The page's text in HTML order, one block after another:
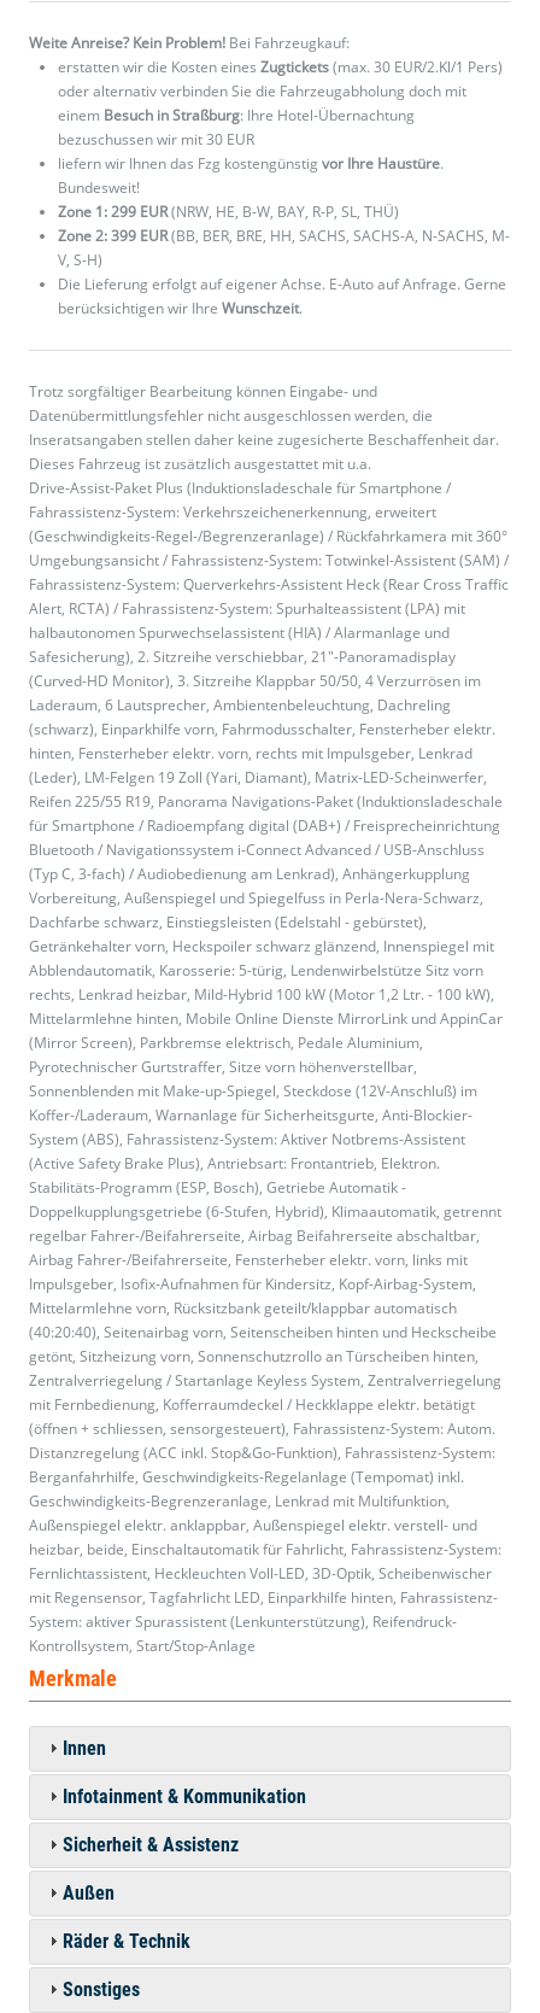
Weite Anreise? Kein Problem! Bei Fahrzeugkauf:
erstatten wir die Kosten eines Zugtickets(max. 30 EUR/2.Kl/1 Pers)
oder alternativ verbinden Sie die Fahrzeugabholung doch mit
einem Besuch in Straßburg: Ihre Hotel-Übernachtung
bezuschussen wir mit 30 EUR
liefern wir Ihnen das Fzg kostengünstig vor Ihre Haustüre.
Bundesweit!
Zone 1: 299 EUR(NRW, HE, B-W, BAY, R-P, SL, THÜ)
Zone 2: 399 EUR(BB, BER, BRE, HH, SACHS, SACHS-A, N-SACHS, M-
V, S-H)
Die Lieferung erfolgt auf eigener Achse. E-Auto auf Anfrage. Gerne
berücksichtigen wir Ihre Wunschzeit.
Trotz sorgfältiger Bearbeitung können Eingabe- und
Datenübermittlungsfehler nicht ausgeschlossen werden, die
Inseratsangaben stellen daher keine zugesicherte Beschaffenheit dar.
Dieses Fahrzeug ist zusätzlich ausgestattet mit u.a.
Drive-Assist-Paket Plus (Induktionsladeschale für Smartphone /
Fahrassistenz-System: Verkehrszeichenerkennung, erweitert
(Geschwindigkeits-Regel-/Begrenzeranlage) / Rückfahrkamera mit 360°
Umgebungsansicht / Fahrassistenz-System: Totwinkel-Assistent (SAM) /
Fahrassistenz-System: Querverkehrs-Assistent Heck (Rear Cross Traffic
Alert, RCTA) / Fahrassistenz-System: Spurhalteassistent (LPA) mit
halbautonomen Spurwechselassistent (HIA) / Alarmanlage und
Safesicherung), 2. Sitzreihe verschiebbar, 21"-Panoramadisplay
(Curved-HD Monitor), 3. Sitzreihe Klappbar 50/50, 4 Verzurrösen im
Laderaum, 6 Lautsprecher, Ambientenbeleuchtung, Dachreling
(schwarz), Einparkhilfe vorn, Fahrmodusschalter, Fensterheber elektr.
hinten, Fensterheber elektr. vorn, rechts mit Impulsgeber, Lenkrad
(Leder), LM-Felgen 19 Zoll (Yari, Diamant), Matrix-LED-Scheinwerfer,
Reifen 225/55 R19, Panorama Navigations-Paket (Induktionsladeschale
für Smartphone / Radioempfang digital (DAB+) / Freisprecheinrichtung
Bluetooth / Navigationssystem i-Connect Advanced / USB-Anschluss
(Typ C, 3-fach) / Audiobedienung am Lenkrad), Anhängerkupplung
Vorbereitung, Außenspiegel und Spiegelfuss in Perla-Nera-Schwarz,
Dachfarbe schwarz, Einstiegsleisten (Edelstahl - gebürstet),
Getränkehalter vorn, Heckspoiler schwarz glänzend, Innenspiegel mit
Abblendautomatik, Karosserie: 5-türig, Lendenwirbelstütze Sitz vorn
rechts, Lenkrad heizbar, Mild-Hybrid 100 kW (Motor 1,2 Ltr. - 100 kW),
Mittelarmlehne hinten, Mobile Online Dienste MirrorLink und AppinCar
(Mirror Screen), Parkbremse elektrisch, Pedale Aluminium,
Pyrotechnischer Gurtstraffer, Sitze vorn höhenverstellbar,
Sonnenblenden mit Make-up-Spiegel, Steckdose (12V-Anschluß) im
Koffer-/Laderaum, Warnanlage für Sicherheitsgurte, Anti-Blockier-
System (ABS), Fahrassistenz-System: Aktiver Notbrems-Assistent
(Active Safety Brake Plus), Antriebsart: Frontantrieb, Elektron.
Stabilitäts-Programm (ESP, Bosch), Getriebe Automatik -
Doppelkupplungsgetriebe (6-Stufen, Hybrid), Klimaautomatik, getrennt
regelbar Fahrer-/Beifahrerseite, Airbag Beifahrerseite abschaltbar,
Airbag Fahrer-/Beifahrerseite, Fensterheber elektr. vorn, links mit
Impulsgeber, Isofix-Aufnahmen für Kindersitz, Kopf-Airbag-System,
Mittelarmlehne vorn, Rücksitzbank geteilt/klappbar automatisch
(40:20:40), Seitenairbag vorn, Seitenscheiben hinten und Heckscheibe
getönt, Sitzheizung vorn, Sonnenschutzrollo an Türscheiben hinten,
Zentralverriegelung / Startanlage Keyless System, Zentralverriegelung
mit Fernbedienung, Kofferraumdeckel / Heckklappe elektr. betätigt
(öffnen + schliessen, sensorgesteuert), Fahrassistenz-System: Autom.
Distanzregelung (ACC inkl. Stop&Go-Funktion), Fahrassistenz-System:
Berganfahrhilfe, Geschwindigkeits-Regelanlage (Tempomat) inkl.
Geschwindigkeits-Begrenzeranlage, Lenkrad mit Multifunktion,
Außenspiegel elektr. anklappbar, Außenspiegel elektr. verstell- und
heizbar, beide, Einschaltautomatik für Fahrlicht, Fahrassistenz-System:
Fernlichtassistent, Heckleuchten Voll-LED, 3D-Optik, Scheibenwischer
mit Regensensor, Tagfahrlicht LED, Einparkhilfe hinten, Fahrassistenz-
System: aktiver Spurassistent (Lenkunterstützung), Reifendruck-
Kontrollsystem, Start/Stop-Anlage
Merkmale
Innen
Infotainment & Kommunikation
Sicherheit & Assistenz
Außen
Räder & Technik
Sonstiges